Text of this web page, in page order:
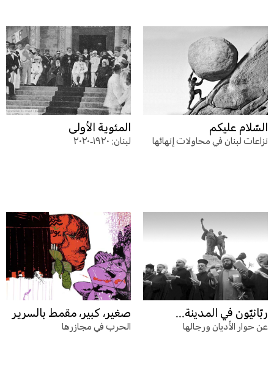
السّلام عليكم
نزاعات لبنان في محاولات إنهائها
المئوية الأولى
لبنان: ١٩٢٠-٢٠٢٠
ربّانيّون في المدينة...
عن حوار الأديان ورجالها
صغير، كبير، مقمط بالسرير
الحرب في مجازرها